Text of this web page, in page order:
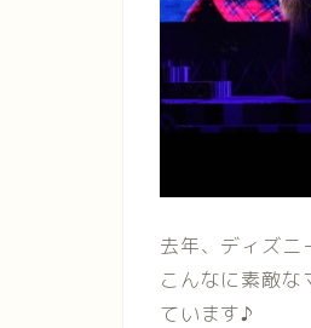
去年、ディズニ
こんなに素敵な
ています♪